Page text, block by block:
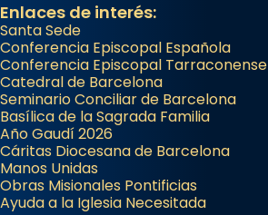
Enlaces de interés:
Santa Sede
Conferencia Episcopal Española
Conferencia Episcopal Tarraconense
Catedral de Barcelona
Seminario Conciliar de Barcelona
Basílica de la Sagrada Familia
Año Gaudí 2026
Cáritas Diocesana de Barcelona
Manos Unidas
Obras Misionales Pontificias
Ayuda a la Iglesia Necesitada